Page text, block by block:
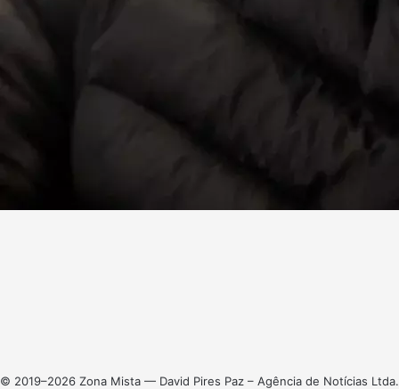
© 2019–2026 Zona Mista — David Pires Paz – Agência de Notícias Ltda.